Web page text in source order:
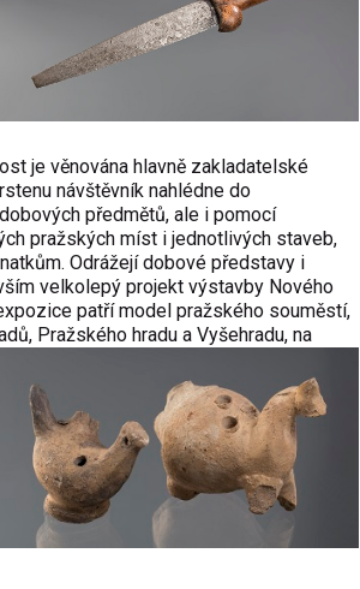
je věnována hlavně zakladatelské
návštěvník nahlédne do
předmětů, ale i pomocí
pražských míst i jednotlivých staveb,
Odrážejí dobové představy i
velkolepý projekt výstavby Nového
patří model pražského souměstí,
Pražského hradu a Vyšehradu, na